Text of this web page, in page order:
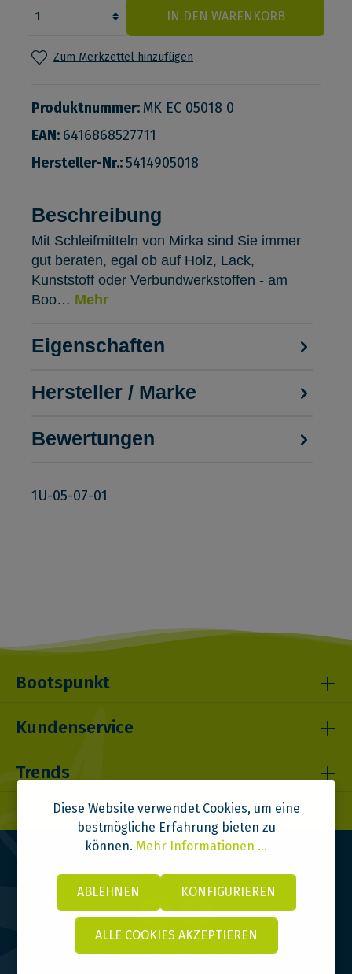
IN DEN WARENKORB
Zum Merkzettel hinzufügen
Produktnummer:MK EC 05018 0
EAN: 6416868527711
Hersteller-Nr.:5414905018
Beschreibung
Mit Schleifmitteln von Mirka sind Sie immer
gut beraten, egal ob auf Holz, Lack,
Kunststoff oder Verbundwerkstoffen - am
Boo… Mehr
Eigenschaften
Hersteller / Marke
Bewertungen
1U-05-07-01
Bootspunkt
Kundenservice
Trends
Diese Website verwendet Cookies, um eine
bestmögliche Erfahrung bieten zu
können. Mehr Informationen ...
ABLEHNEN KONFIGURIEREN
ALLE COOKIES AKZEPTIEREN